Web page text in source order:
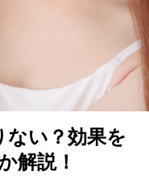
ない？効果を
解説！